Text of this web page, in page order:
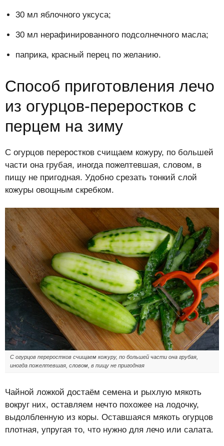
30 мл яблочного уксуса;
30 мл нерафинированного подсолнечного масла;
паприка, красный перец по желанию.
Способ приготовления лечо
из огурцов-переростков с
перцем на зиму
С огурцов переростков счищаем кожуру, по большей
части она грубая, иногда пожелтевшая, словом, в
пищу не пригодная. Удобно срезать тонкий слой
кожуры овощным скребком.
С огурцов переростков счищаем кожуру, по большей части она грубая,
иногда пожелтевшая, словом, в пищу не пригодная
Чайной ложкой достаём семена и рыхлую мякоть
вокруг них, оставляем нечто похожее на лодочку,
выдолбленную из коры. Оставшаяся мякоть огурцов
плотная, упругая то, что нужно для лечо или салата.